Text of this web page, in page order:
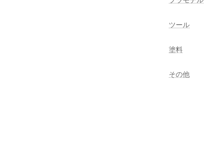
ツール
塗料
その他